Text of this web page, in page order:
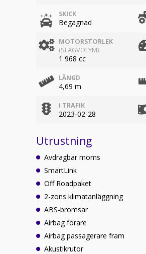
SKICK
Begagnad
MOTORSTORLEK
(SLAGVOLYM)
1 968 cc
LÄNGD
4,69 m
I TRAFIK
2023-02-28
Utrustning
Avdragbar moms
SmartLink
Off Roadpaket
2-zons klimatanläggning
ABS-bromsar
Airbag förare
Airbag passagerare fram
Akustikrutor